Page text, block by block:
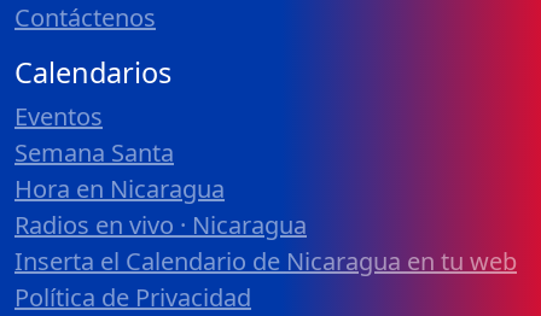
Contáctenos
Calendarios
Eventos
Semana Santa
Hora en Nicaragua
Radios en vivo · Nicaragua
Inserta el Calendario de Nicaragua en tu web
Política de Privacidad